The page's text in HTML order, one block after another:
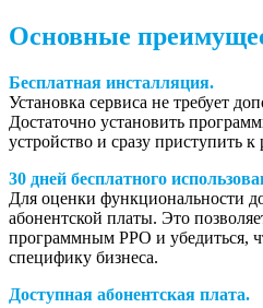
Основные
Бесплатная инсталляция.
Установка сервиса не требует
Достаточно установить
устройство и сразу приступить к
30 дней бесплатного
Для оценки функциональности
абонентской платы. Это
программным РРО и убедиться,
специфику бизнеса.
Доступная абонентская плата.